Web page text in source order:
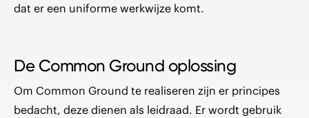
dat er een uniforme werkwijze komt.
De Common Ground oplossing
Om Common Ground te realiseren zijn er principes
bedacht, deze dienen als leidraad. Er wordt gebruik